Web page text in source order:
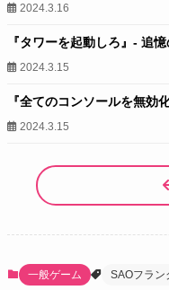
2024.3.16
『タワーを起動しろ』- 追
2024.3.15
『全てのコンソールを無効
2024.3.15
一般ゲーム SAOフラン